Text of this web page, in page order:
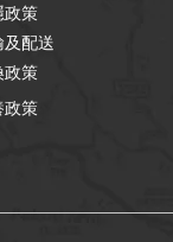
政策
及配送
政策
政策